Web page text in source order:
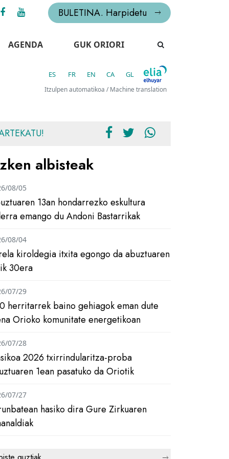
BULETINA. Harpidetu
AGENDA GUK ORIORI
ES FR EN CA GL
Itzulpen automatikoa / Machine translation
albisteak
13an hondarrezko eskultura
emango du Andoni Bastarrikak
08/05
kiroldegia itxita egongo da abuztuaren
30era
08/04
herritarrek baino gehiagok eman dute
Orioko komunitate energetikoan
07/29
2026 txirrindularitza-proba
1ean pasatuko da Oriotik
07/28
hasiko dira Gure Zirkuaren
07/27